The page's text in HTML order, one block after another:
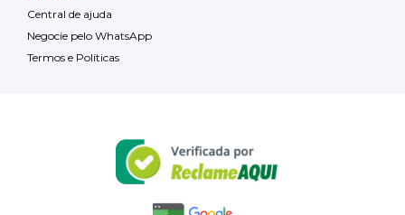
Central de ajuda
Negocie pelo WhatsApp
Termos e Políticas